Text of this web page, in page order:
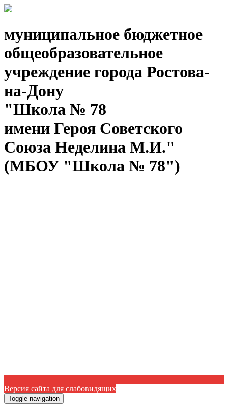
муниципальное бюджетное
общеобразовательное
учреждение города Ростова-
на-Дону
"Школа № 78
имени Героя Советского
Союза Неделина М.И."
(МБОУ "Школа № 78")
Версия сайта для слабовидящих
Toggle navigation